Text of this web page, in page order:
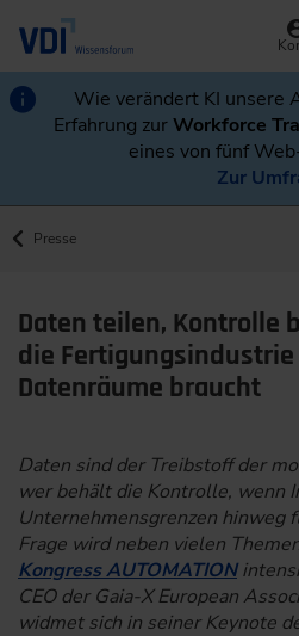
Wie verändert KI unsere
Erfahrung zurWorkforce
eines von fünf
Zur
Presse
Daten teilen, Kontrolle
die
Datenräume braucht
Daten sind der Treibstoff der
wer behält die Kontrolle, wenn
Unternehmensgrenzen hinweg
Frage wird neben vielen
Kongress AUTOMATION
CEO der Gaia-X European
widmet sich in seiner Keynote